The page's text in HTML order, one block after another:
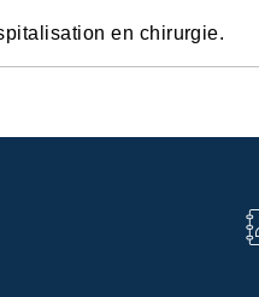
en chirurgie.